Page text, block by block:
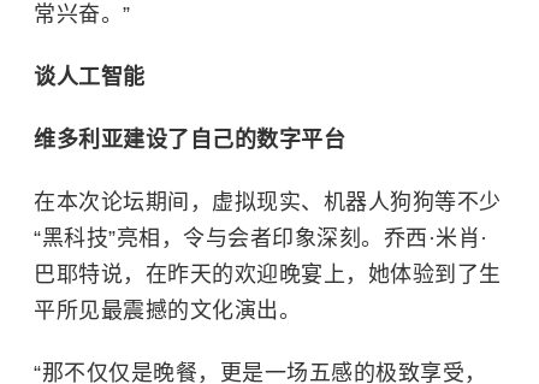
常兴奋。”
谈人工智能
维多利亚建设了自己的数字平台
在本次论坛期间，虚拟现实、机器人狗狗等不少
“黑科技”亮相，令与会者印象深刻。乔西·米肖·
巴耶特说，在昨天的欢迎晚宴上，她体验到了生
平所见最震撼的文化演出。
“那不仅仅是晚餐，更是一场五感的极致享受，